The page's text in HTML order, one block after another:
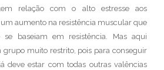
relação com o alto estresse aos
aumento na resistência muscular que
baseiam em resistência. Mas aqui
grupo muito restrito, pois para conseguir
deve estar com todas outras valências